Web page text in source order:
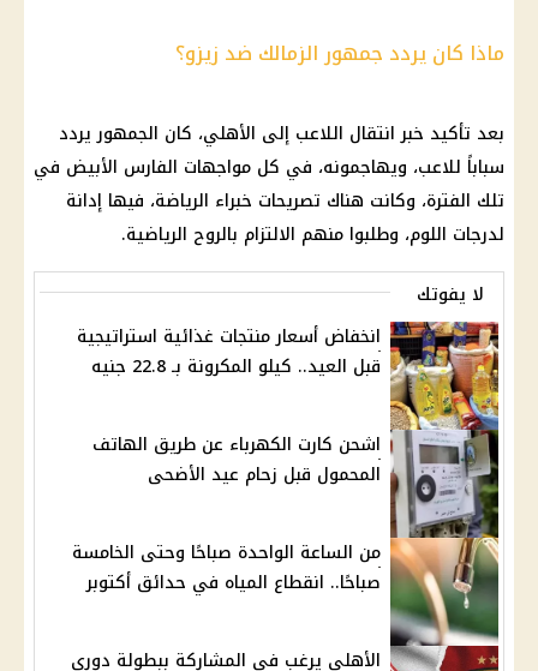
ماذا كان يردد جمهور الزمالك ضد زيزو؟
بعد تأكيد خبر انتقال اللاعب إلى الأهلي، كان الجمهور يردد
سباباً للاعب، ويهاجمونه، في كل مواجهات الفارس الأبيض في
تلك الفترة، وكانت هناك تصريحات خبراء الرياضة، فيها إدانة
لدرجات اللوم، وطلبوا منهم الالتزام بالروح الرياضية.
لا يفوتك
انخفاض أسعار منتجات غذائية استراتيجية
قبل العيد.. كيلو المكرونة بـ 22.8 جنيه
اشحن كارت الكهرباء عن طريق الهاتف
المحمول قبل زحام عيد الأضحى
من الساعة الواحدة صباحًا وحتى الخامسة
صباحًا.. انقطاع المياه في حدائق أكتوبر
الأهلي يرغب في المشاركة ببطولة دوري